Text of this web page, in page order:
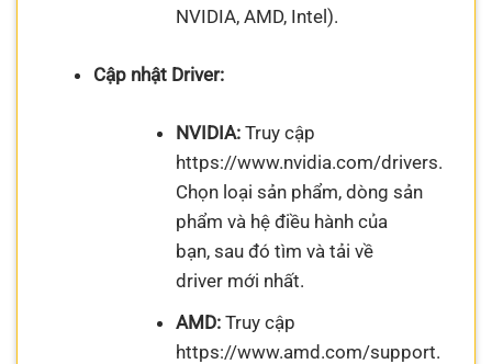
NVIDIA, AMD, Intel).
Cập nhật Driver:
NVIDIA:Truy cập
https://www.nvidia.com/drivers.
Chọn loại sản phẩm, dòng sản
phẩm và hệ điều hành của
bạn, sau đó tìm và tải về
driver mới nhất.
AMD:Truy cập
https://www.amd.com/support.